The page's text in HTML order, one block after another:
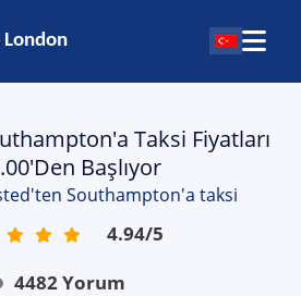
Taksi Fiyatları
Başlıyor
Southampton'a taksi
4.94/5
4482Yorum